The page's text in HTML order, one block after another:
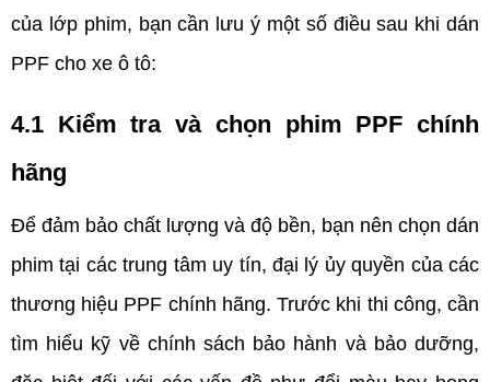
của lớp phim, bạn cần lưu ý một số điều sau khi dán
PPF cho xe ô tô:
4.1 Kiểm tra và chọn phim PPF chính
hãng
Để đảm bảo chất lượng và độ bền, bạn nên chọn dán
phim tại các trung tâm uy tín, đại lý ủy quyền của các
thương hiệu PPF chính hãng. Trước khi thi công, cần
tìm hiểu kỹ về chính sách bảo hành và bảo dưỡng,